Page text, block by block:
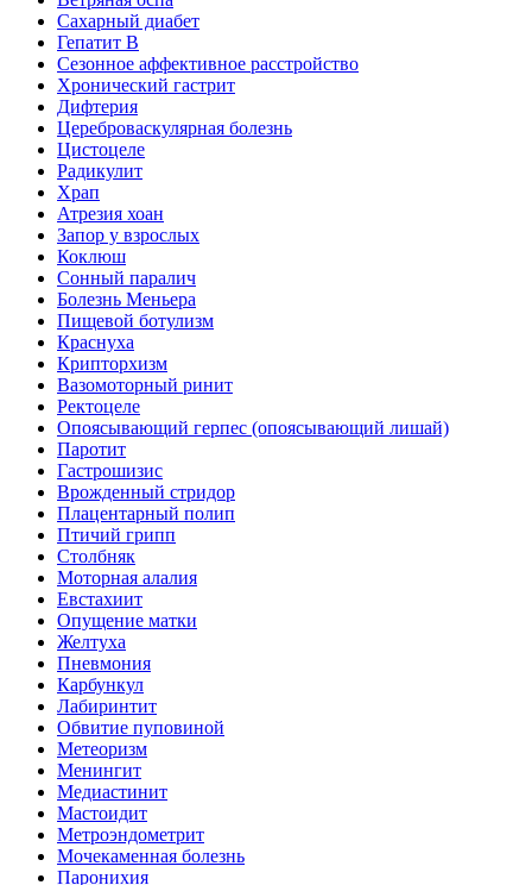
Сахарный диабет
Гепатит B
Сезонное аффективное расстройство
Хронический гастрит
Дифтерия
Цереброваскулярная болезнь
Цистоцеле
Радикулит
Храп
Атрезия хоан
Запор у взрослых
Коклюш
Сонный паралич
Болезнь Меньера
Пищевой ботулизм
Краснуха
Крипторхизм
Вазомоторный ринит
Ректоцеле
Опоясывающий герпес (опоясывающий лишай)
Паротит
Гастрошизис
Врожденный стридор
Плацентарный полип
Птичий грипп
Столбняк
Моторная алалия
Евстахиит
Опущение матки
Желтуха
Пневмония
Карбункул
Лабиринтит
Обвитие пуповиной
Метеоризм
Менингит
Медиастинит
Мастоидит
Метроэндометрит
Мочекаменная болезнь
Паронихия